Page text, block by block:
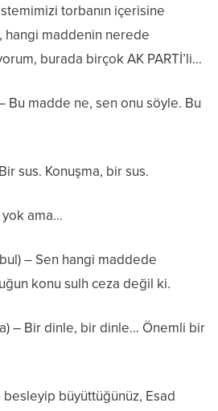
torbanın içerisine
maddenin nerede
burada birçok AK PARTİ’li…
Bu madde ne, sen onu söyle. Bu
sus. Konuşma, bir sus.
ama…
– Sen hangi maddede
konu sulh ceza değil ki.
– Bir dinle, bir dinle… Önemli bir
besleyip büyüttüğünüz, Esad